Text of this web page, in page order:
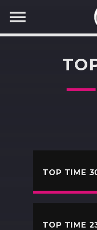
TOP TIME
TOP TIME